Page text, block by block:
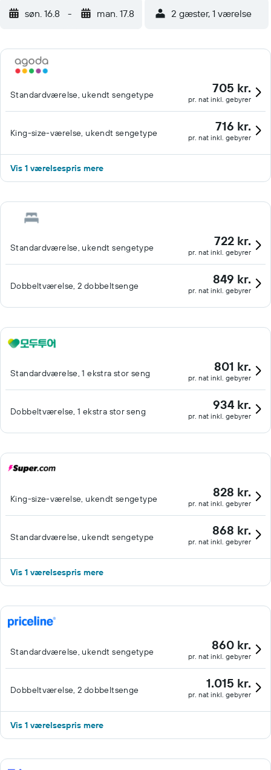
søn. 16.8 - man. 17.8 2 gæster, 1 værelse
Standardværelse, ukendt sengetype 705 kr.
pr. nat inkl. gebyrer
King-size-værelse, ukendt sengetype 716 kr.
pr. nat inkl. gebyrer
Vis 1 værelsespris mere
Standardværelse, ukendt sengetype 722 kr.
pr. nat inkl. gebyrer
Dobbeltværelse, 2 dobbeltsenge 849 kr.
pr. nat inkl. gebyrer
Standardværelse, 1 ekstra stor seng 801 kr.
pr. nat inkl. gebyrer
Dobbeltværelse, 1 ekstra stor seng 934 kr.
pr. nat inkl. gebyrer
King-size-værelse, ukendt sengetype 828 kr.
pr. nat inkl. gebyrer
Standardværelse, ukendt sengetype 868 kr.
pr. nat inkl. gebyrer
Vis 1 værelsespris mere
Standardværelse, ukendt sengetype 860 kr.
pr. nat inkl. gebyrer
Dobbeltværelse, 2 dobbeltsenge 1.015 kr.
pr. nat inkl. gebyrer
Vis 1 værelsespris mere